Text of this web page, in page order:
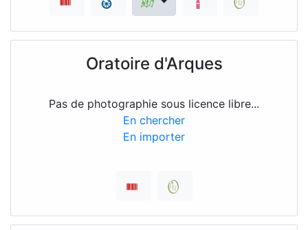
Oratoire d'Arques
Pas de photographie sous licence libre...
En chercher
En importer